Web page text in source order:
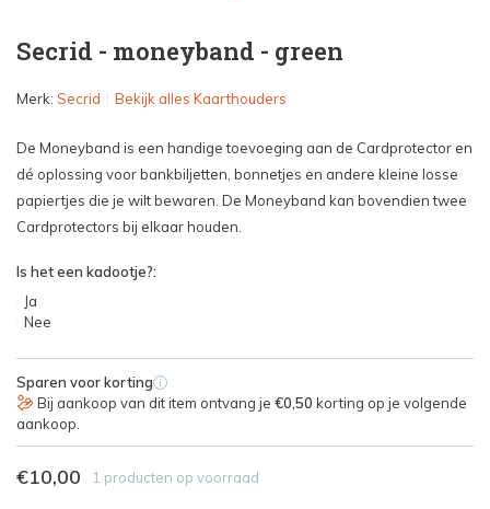
Secrid - moneyband - green
Merk: Secrid Bekijk alles Kaarthouders
De Moneyband is een handige toevoeging aan de Cardprotector en
dé oplossing voor bankbiljetten, bonnetjes en andere kleine losse
papiertjes die je wilt bewaren. De Moneyband kan bovendien twee
Cardprotectors bij elkaar houden.
Is het een kadootje?:
Ja
Nee
Sparen voor korting i
Bij aankoop van dit item ontvang je €0,50 korting op je volgende
aankoop.
€10,00 1 producten op voorraad